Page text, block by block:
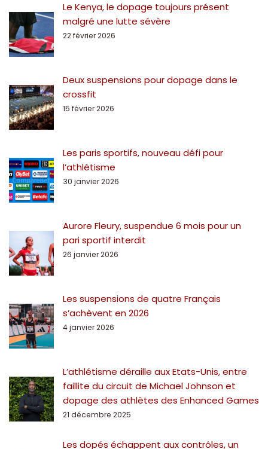
Le Kenya, le dopage toujours présent
malgré une lutte sévère
22 février 2026
Deux suspensions pour dopage dans le
crossfit
15 février 2026
Les paris sportifs, nouveau défi pour
l’athlétisme
30 janvier 2026
Aurore Fleury, suspendue 6 mois pour un
pari sportif interdit
26 janvier 2026
Les suspensions de quatre Français
s’achèvent en 2026
4 janvier 2026
L’athlétisme déraille aux Etats-Unis, entre
faillite du circuit de Michael Johnson et
dopage des athlètes des Enhanced Games
21 décembre 2025
Les dopés échappent aux contrôles, un